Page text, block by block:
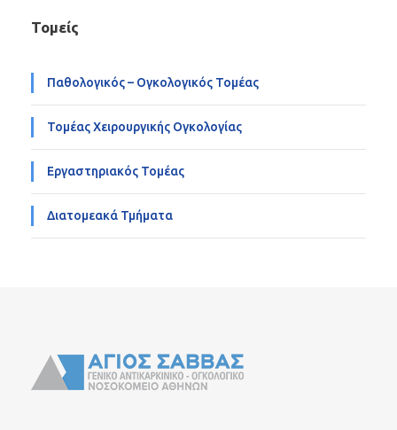
Τομείς
Παθολογικός – Ογκολογικός Τομέας
Τομέας Χειρουργικής Ογκολογίας
Εργαστηριακός Τομέας
Διατομεακά Τμήματα